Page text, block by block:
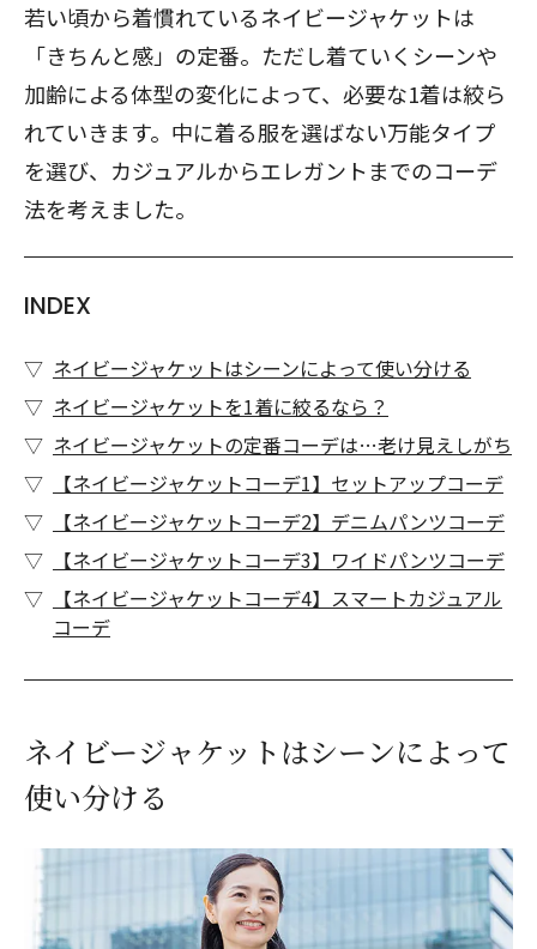
若い頃から着慣れているネイビージャケットは
「きちんと感」の定番。ただし着ていくシーンや
加齢による体型の変化によって、必要な1着は絞ら
れていきます。中に着る服を選ばない万能タイプ
を選び、カジュアルからエレガントまでのコーデ
法を考えました。
INDEX
ネイビージャケットはシーンによって使い分ける
ネイビージャケットを1着に絞るなら？
ネイビージャケットの定番コーデは…老け見えしがち
【ネイビージャケットコーデ1】セットアップコーデ
【ネイビージャケットコーデ2】デニムパンツコーデ
【ネイビージャケットコーデ3】ワイドパンツコーデ
【ネイビージャケットコーデ4】スマートカジュアル
コーデ
ネイビージャケットはシーンによって
使い分ける